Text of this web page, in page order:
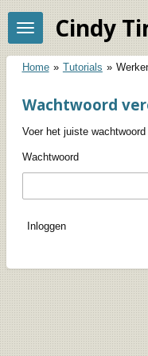
Ga
direct
naar
de
hoofdinhoud
Cindy
Home » Tutorials »
Wachtwoord
Voer het juiste
Wachtwoord
Inloggen